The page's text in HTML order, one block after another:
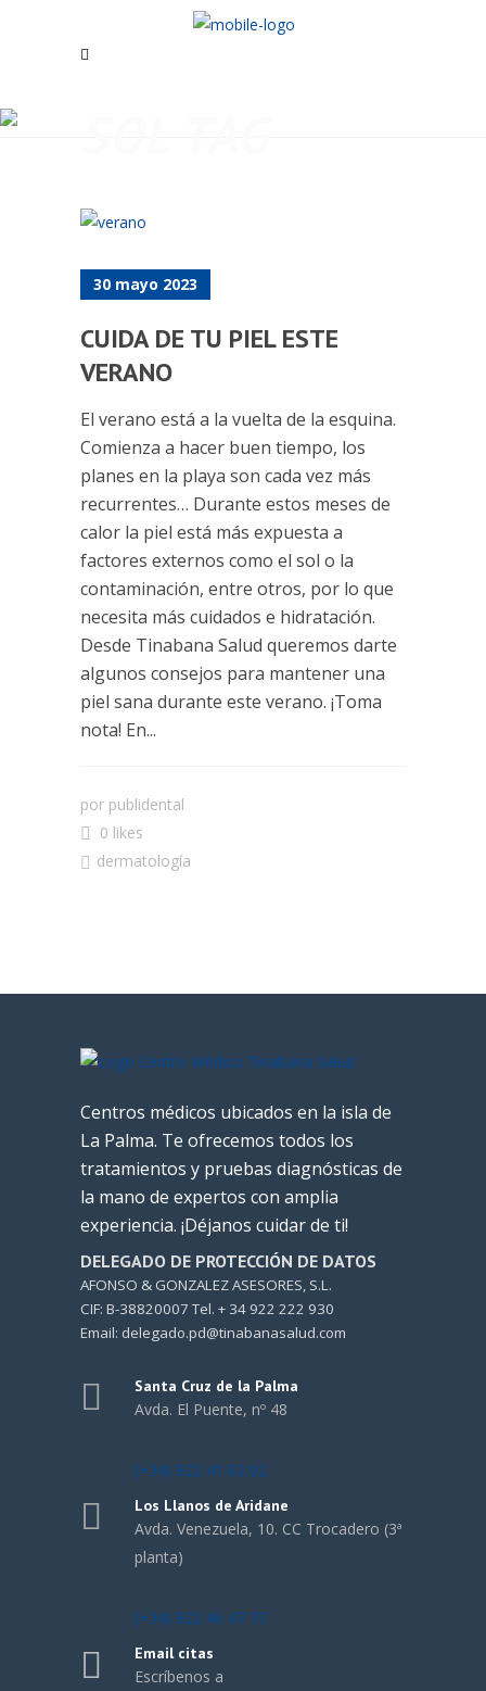
30 mayo 2023
CUIDA DE TU PIEL ESTE
VERANO
El verano está a la vuelta de la esquina.
Comienza a hacer buen tiempo, los
planes en la playa son cada vez más
recurrentes… Durante estos meses de
calor la piel está más expuesta a
factores externos como el sol o la
contaminación, entre otros, por lo que
necesita más cuidados e hidratación.
Desde Tinabana Salud queremos darte
algunos consejos para mantener una
piel sana durante este verano. ¡Toma
nota! En...
por publidental
0 likes
dermatología
Centros médicos ubicados en la isla de
La Palma. Te ofrecemos todos los
tratamientos y pruebas diagnósticas de
la mano de expertos con amplia
experiencia. ¡Déjanos cuidar de ti!
DELEGADO DE PROTECCIÓN DE DATOS
AFONSO & GONZALEZ ASESORES, S.L.
CIF: B-38820007 Tel. + 34 922 222 930
Email: delegado.pd@tinabanasalud.com
Santa Cruz de la Palma
Avda. El Puente, nº 48
(+34) 922 41 02 02
Los Llanos de Aridane
Avda. Venezuela, 10. CC Trocadero (3ª
planta)
(+34) 922 46 47 77
Email citas
Escríbenos a